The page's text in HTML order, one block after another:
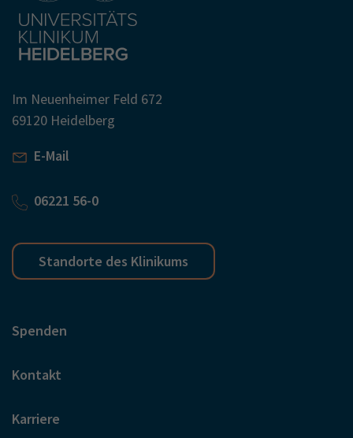
Im Neuenheimer Feld 672
69120 Heidelberg
E-Mail
06221 56-0
Standorte des Klinikums
Spenden
Kontakt
Karriere